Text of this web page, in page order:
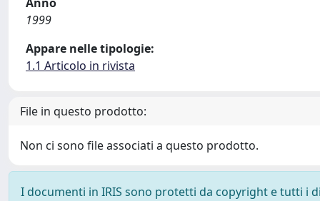
1999
Appare nelle tipologie:
1.1 Articolo in rivista
File in questo prodotto:
Non ci sono file associati a questo prodotto.
I documenti in IRIS sono protetti da copyright e tutti i